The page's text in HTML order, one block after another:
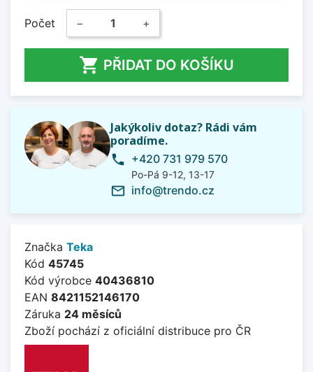
Počet − +
 PŘIDAT DO KOŠÍKU
Jakýkoliv dotaz? Rádi vám
poradíme.
phone +420 731 979 570
Po-Pá 9-12, 13-17
mail_outline info@trendo.cz
Značka Teka
Kód 45745
Kód výrobce 40436810
EAN 8421152146170
Záruka 24 měsíců
Zboží pochází z oficiální distribuce pro ČR